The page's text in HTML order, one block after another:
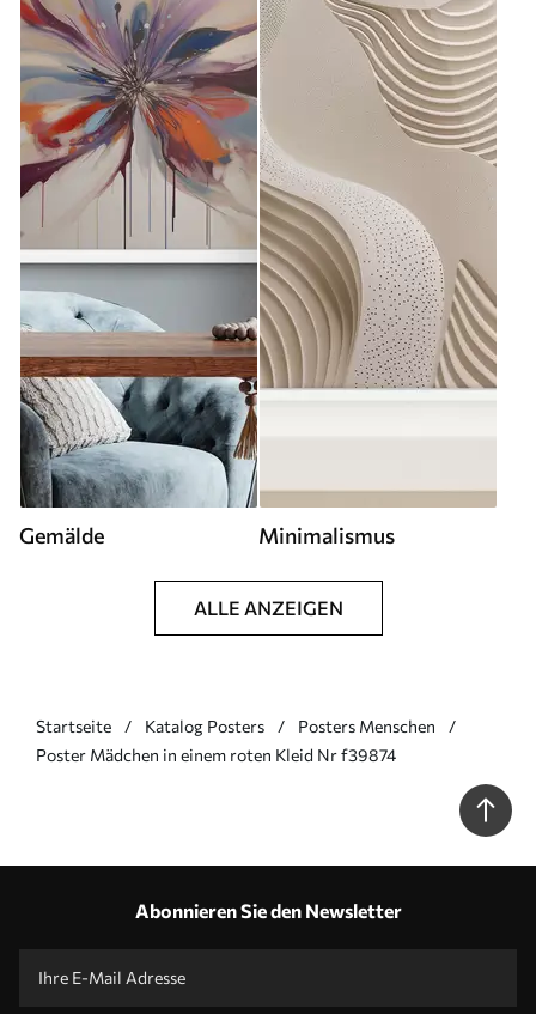
Gemälde Minimalismus
ALLE ANZEIGEN
Startseite Katalog Posters
Posters Menschen
Poster Mädchen in einem roten Kleid Nr f39874
Abonnieren Sie den Newsletter